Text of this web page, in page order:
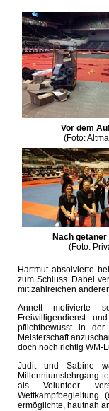
Vor dem
(Foto:
Nach
(Foto:
Hartmut absolvierte
zum Schluss. Dabei
mit zahlreichen
Annett motivierte
Freiwilligendienst
pflichtbewusst in
Meisterschaft
doch noch richtig WM-
Judit und Sabine
Millenniumslehrgang
als Volunteer
ermöglichte, hautnah